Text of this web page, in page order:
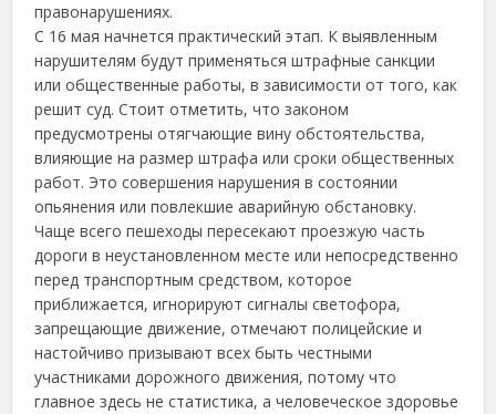
правонарушениях.
С 16 мая начнется практический этап. К выявленным
нарушителям будут применяться штрафные санкции
или общественные работы, в зависимости от того, как
решит суд. Стоит отметить, что законом
предусмотрены отягчающие вину обстоятельства,
влияющие на размер штрафа или сроки общественных
работ. Это совершения нарушения в состоянии
опьянения или повлекшие аварийную обстановку.
Чаще всего пешеходы пересекают проезжую часть
дороги в неустановленном месте или непосредственно
перед транспортным средством, которое
приближается, игнорируют сигналы светофора,
запрещающие движение, отмечают полицейские и
настойчиво призывают всех быть честными
участниками дорожного движения, потому что
главное здесь не статистика, а человеческое здоровье